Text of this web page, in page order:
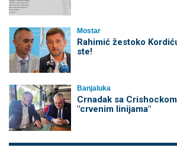
Mostar
Rahimić žestoko
ste!
Banjaluka
Crnadak sa
"crvenim linijama"